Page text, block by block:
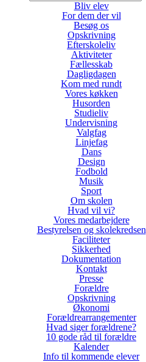
Bliv elev
For dem der vil
Besøg os
Opskrivning
Efterskoleliv
Aktiviteter
Fællesskab
Dagligdagen
Kom med rundt
Vores køkken
Husorden
Studieliv
Undervisning
Valgfag
Linjefag
Dans
Design
Fodbold
Musik
Sport
Om skolen
Hvad vil vi?
Vores medarbejdere
Bestyrelsen og skolekredsen
Faciliteter
Sikkerhed
Dokumentation
Kontakt
Presse
Forældre
Opskrivning
Økonomi
Forældrearrangementer
Hvad siger forældrene?
10 gode råd til forældre
Kalender
Info til kommende elever